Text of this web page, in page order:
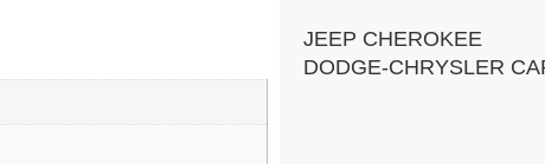
JEEP CHEROKEE
DODGE-CHRYSLER